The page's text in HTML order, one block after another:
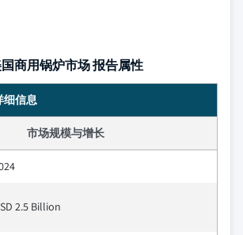
商用锅炉市场 报告属性
细信息
市场规模与增长
2.5 Billion